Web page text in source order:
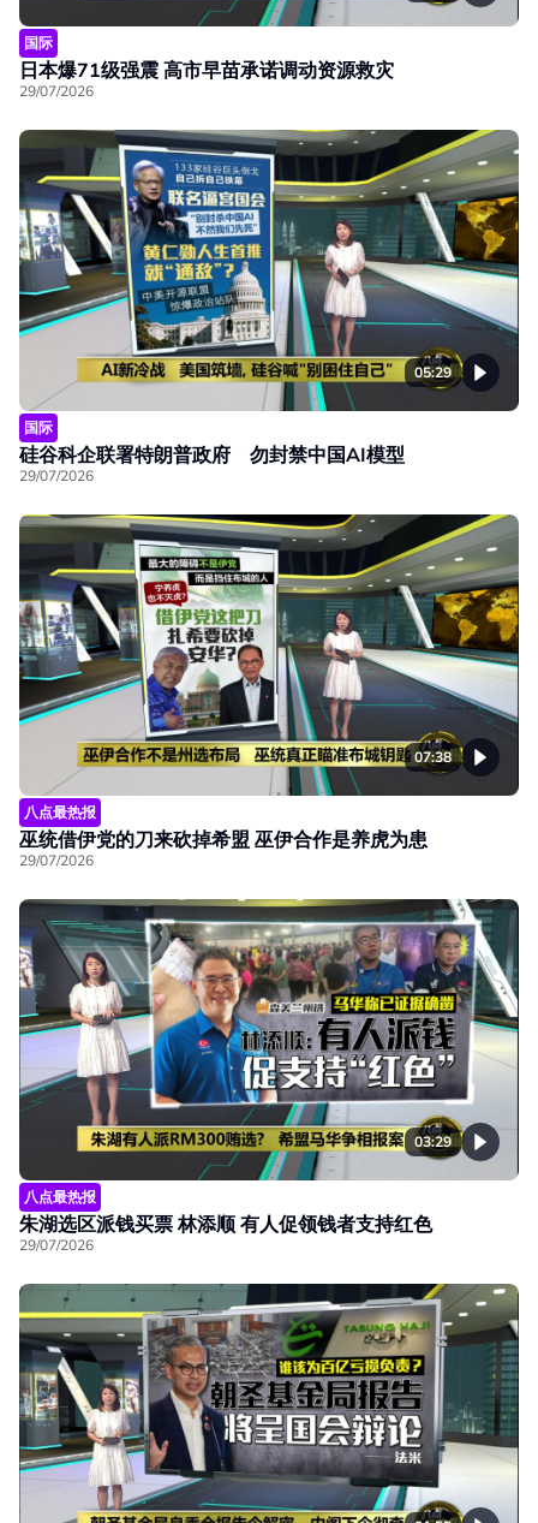
国际
日本爆71级强震 高市早苗承诺调动资源救灾
29/07/2026
05:29
国际
硅谷科企联署特朗普政府 勿封禁中国AI模型
29/07/2026
07:38
八点最热报
巫统借伊党的刀来砍掉希盟 巫伊合作是养虎为患
29/07/2026
03:29
八点最热报
朱湖选区派钱买票 林添顺 有人促领钱者支持红色
29/07/2026